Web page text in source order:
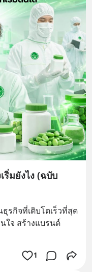
ริ่มยังไง (ฉบับ
รกิจที่เติบโตเร็วที่สุด
ใจ สร้างแบรนด์
1